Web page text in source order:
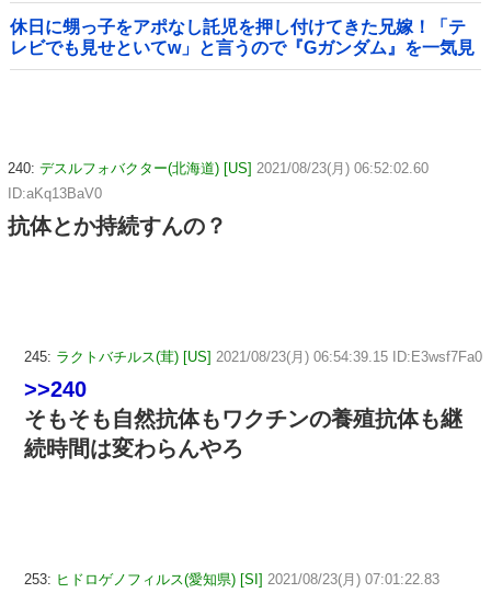
休日に甥っ子をアポなし託児を押し付けてきた兄嫁！「テ
レビでも見せといてw」と言うので『Gガンダム』を一気見
させた結果……甥っ子が重度の中二病を発症して家で大暴
240: デスルフォバクター(北海道) [US] 2021/08/23(月) 06:52:02.60
ID:aKq13BaV0
抗体とか持続すんの？
245: ラクトバチルス(茸) [US] 2021/08/23(月) 06:54:39.15 ID:E3wsf7Fa0
>>240
そもそも自然抗体もワクチンの養殖抗体も継
続時間は変わらんやろ
253: ヒドロゲノフィルス(愛知県) [SI] 2021/08/23(月) 07:01:22.83